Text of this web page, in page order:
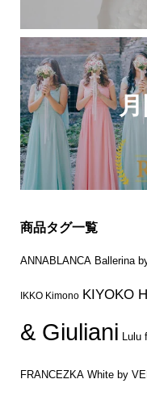
商品タグ一覧
ANNABLANCA Ballerina
IKKO Kimono KIYOKO
& Giuliani Lulu
FRANCEZKA White by